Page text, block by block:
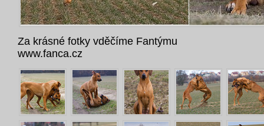
Za krásné fotky vděčíme Fantýmu
www.fanca.cz